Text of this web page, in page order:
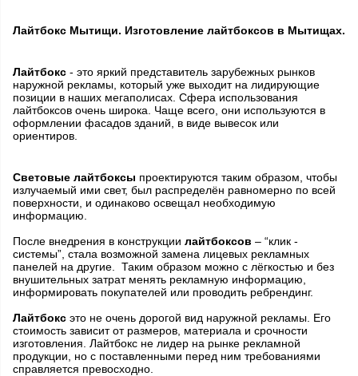
Лайтбокс Мытищи. Изготовление лайтбоксов в Мытищах.
Лайтбокс - это яркий представитель зарубежных рынков
наружной рекламы, который уже выходит на лидирующие
позиции в наших мегаполисах. Сфера использования
лайтбоксов очень широка. Чаще всего, они используются в
оформлении фасадов зданий, в виде вывесок или
ориентиров.
Световые лайтбоксы проектируются таким образом, чтобы
излучаемый ими свет, был распределён равномерно по всей
поверхности, и одинаково освещал необходимую
информацию.
После внедрения в конструкции лайтбоксов – “клик -
системы”, стала возможной замена лицевых рекламных
панелей на другие. Таким образом можно с лёгкостью и без
внушительных затрат менять рекламную информацию,
информировать покупателей или проводить ребрендинг.
Лайтбокс это не очень дорогой вид наружной рекламы. Его
стоимость зависит от размеров, материала и срочности
изготовления. Лайтбокс не лидер на рынке рекламной
продукции, но с поставленными перед ним требованиями
справляется превосходно.